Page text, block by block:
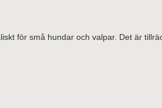
för små hundar och valpar. Det är